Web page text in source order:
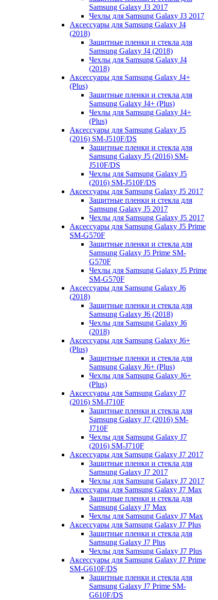
Samsung Galaxy J3 2017
Чехлы для Samsung Galaxy J3 2017
Аксессуары для Samsung Galaxy J4
(2018)
Защитные пленки и стекла для
Samsung Galaxy J4 (2018)
Чехлы для Samsung Galaxy J4
(2018)
Аксессуары для Samsung Galaxy J4+
(Plus)
Защитные пленки и стекла для
Samsung Galaxy J4+ (Plus)
Чехлы для Samsung Galaxy J4+
(Plus)
Аксессуары для Samsung Galaxy J5
(2016) SM-J510F/DS
Защитные пленки и стекла для
Samsung Galaxy J5 (2016) SM-
J510F/DS
Чехлы для Samsung Galaxy J5
(2016) SM-J510F/DS
Аксессуары для Samsung Galaxy J5 2017
Защитные пленки и стекла для
Samsung Galaxy J5 2017
Чехлы для Samsung Galaxy J5 2017
Аксессуары для Samsung Galaxy J5 Prime
SM-G570F
Защитные пленки и стекла для
Samsung Galaxy J5 Prime SM-
G570F
Чехлы для Samsung Galaxy J5 Prime
SM-G570F
Аксессуары для Samsung Galaxy J6
(2018)
Защитные пленки и стекла для
Samsung Galaxy J6 (2018)
Чехлы для Samsung Galaxy J6
(2018)
Аксессуары для Samsung Galaxy J6+
(Plus)
Защитные пленки и стекла для
Samsung Galaxy J6+ (Plus)
Чехлы для Samsung Galaxy J6+
(Plus)
Аксессуары для Samsung Galaxy J7
(2016) SM-J710F
Защитные пленки и стекла для
Samsung Galaxy J7 (2016) SM-
J710F
Чехлы для Samsung Galaxy J7
(2016) SM-J710F
Аксессуары для Samsung Galaxy J7 2017
Защитные пленки и стекла для
Samsung Galaxy J7 2017
Чехлы для Samsung Galaxy J7 2017
Аксессуары для Samsung Galaxy J7 Max
Защитные пленки и стекла для
Samsung Galaxy J7 Max
Чехлы для Samsung Galaxy J7 Max
Аксессуары для Samsung Galaxy J7 Plus
Защитные пленки и стекла для
Samsung Galaxy J7 Plus
Чехлы для Samsung Galaxy J7 Plus
Аксессуары для Samsung Galaxy J7 Prime
SM-G610F/DS
Защитные пленки и стекла для
Samsung Galaxy J7 Prime SM-
G610F/DS